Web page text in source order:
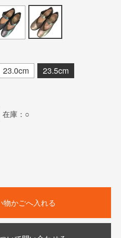
23.0cm
23.5cm
在庫：○
物かごへ入れる